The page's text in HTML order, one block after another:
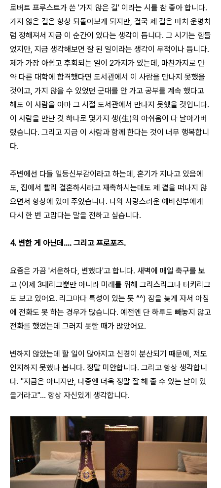
로버트 프루스트가 쓴 '가지 않은 길' 이라는 시를 참 좋아 합니다.
가지 않은 길은 항상 되돌아보게 되지만, 결국 제 길은 마치 운명처
럼 정해져서 지금 이 순간이 있다는 생각이 듭니다. 그 시기는 힘들
었지만, 지금 생각해보면 잘 된 일이라는 생각이 무척이나 듭니다.
제가 가장 아쉽고 후회되는 일이 2가지가 있는데, 마찬가지로 만
약 다른 대학에 합격했다면 도서관에서 이 사람을 만나지 못했을
것이고, 가지 않을 수 있었던 군대를 안 가고 공부를 계속 했다고
해도 이 사람을 아마 그 시절 도서관에서 만나지 못했을 것입니다.
이 사람을 만난 것 하나로 몇가지 생(生)의 아쉬움이 다 날아가버
렸습니다. 그리고 지금 이 사람과 함께 한다는 것이 너무 행복합니
다.
주변에선 다들 일등신부감이라고 하는데, 혼기가 지나고 있음에
도, 집에서 빨리 결혼하시라고 재촉하시는데도 제 곁을 떠나지 않
으면서 항상에 있어 주었습니다. 나의 사랑스러운 예비신부에게
다시 한 번 고맙다는 말을 전하고 싶습니다.
4. 변한 게 아닌데.... 그리고 프로포즈.
요즘은 가끔 '서운하다, 변했다'고 합니다. 새벽에 매일 축구를 보
고 (이제 3대리그뿐만 아니라 미래를 위해 그리스리그나 터키리그
도 보고 있어요. 리그마다 특성이 있는 듯 ^^) 잠을 늦게 자서 아침
에 전화도 못 하는 경우가 많습니다. 예전엔 단 하루도 빼놓지 않고
전화를 했었는데 그러지 못할 때가 많았어요.
변하지 않았는데 할 일이 많아지고 신경이 분산되기 때문에, 저도
인지하지 못했나 봅니다. 정말 미안합니다. 그리고 항상 생각합니
다. "지금은 아니지만, 나중엔 더욱 정말 잘 해 줄 수 있는 날이 있
을거라고"... 항상 자신있게 생각합니다.